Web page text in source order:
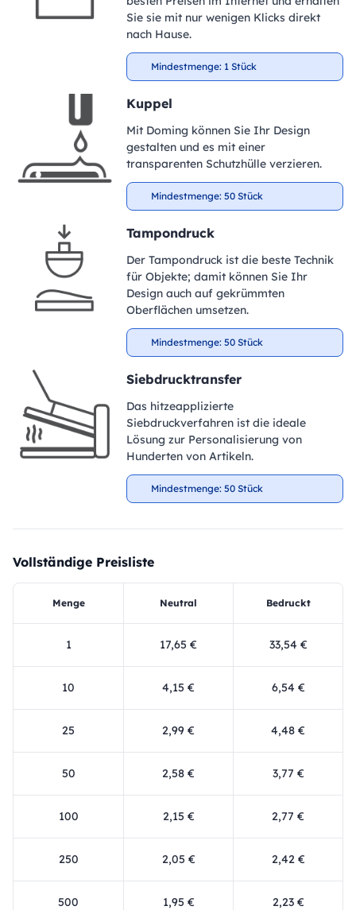
Sie sie mit nur wenigen Klicks direkt
nach Hause.
Mindestmenge: 1 Stück
Kuppel
Mit Doming können Sie Ihr Design
gestalten und es mit einer
transparenten Schutzhülle verzieren.
Mindestmenge: 50 Stück
Tampondruck
Der Tampondruck ist die beste Technik
für Objekte; damit können Sie Ihr
Design auch auf gekrümmten
Oberflächen umsetzen.
Mindestmenge: 50 Stück
Siebdrucktransfer
Das hitzeapplizierte
Siebdruckverfahren ist die ideale
Lösung zur Personalisierung von
Hunderten von Artikeln.
Mindestmenge: 50 Stück
Vollständige Preisliste
Menge Neutral Bedruckt
1 17,65 € 33,54 €
10 4,15 € 6,54 €
25 2,99 € 4,48 €
50 2,58 € 3,77 €
100 2,15 € 2,77 €
250 2,05 € 2,42 €
500 1,95 € 2,23 €